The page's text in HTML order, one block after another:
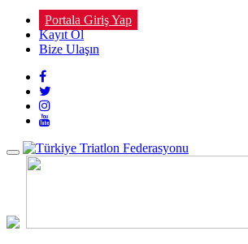
Portala Giriş Yap
Kayıt Ol
Bize Ulaşın
Toggle
navigation